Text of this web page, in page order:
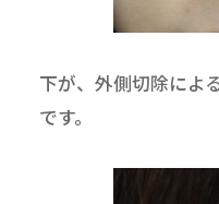
下が、外側切除によ
です。